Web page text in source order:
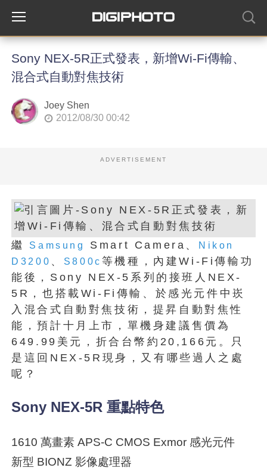
Sony NEX-5R正式發表，新增Wi-Fi傳輸、
混合式自動對焦技術
Joey Shen
2012/08/30 00:42
ADVERTISEMENT
繼 Samsung Smart Camera、
Nikon
D3200 、 S800c 等機種，內建Wi-Fi傳輸功
能後，Sony NEX-5系列的接班人NEX-
5R，也搭載Wi-Fi傳輸、於感光元件中崁
入混合式自動對焦技術，提昇自動對焦性
能，預計十月上市，單機身建議售價為
649.99美元，折合台幣約20,166元。只
是這回NEX-5R現身，又有哪些過人之處
呢？
Sony NEX-5R 重點特色
1610 萬畫素 APS-C CMOS Exmor 感光元件
新型 BIONZ 影像處理器